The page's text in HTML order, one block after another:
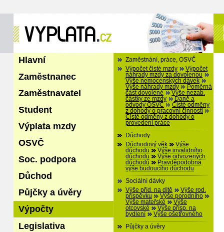
Hlavní
Zaměstnanec
Zaměstnavatel
Student
Výplata mzdy
OSVČ
Soc. podpora
Důchod
Půjčky a úvěry
Výpočty
Legislativa
Zaměstnání, práce, OSVČ
Výpočet čisté mzdy
Výpočet
náhrady mzdy za dovolenou
Výše nemocenských dávek
Výše náhrady mzdy
Poměrná
část dovolené
Výše nezab.
částky ze mzdy
Daně a
odvody OSVČ
Čisté odměny
z dohody o pracovní činnosti
Čisté odměny z dohody o
provedení práce
Důchody
Důchodový věk
Výše
důchodu
Výše invalidního
důchodu
Výše odvozených
důchodů
Pravděpodobná
výše budoucího důchodu
Sociální dávky
Výše příd. na dítě
Výše rod.
příspěvku
Výše porodního
Výše mateřské
Výše
otcovské
Výše přísp. na
bydlení
Výše ošetřovného
Půjčky a úvěry